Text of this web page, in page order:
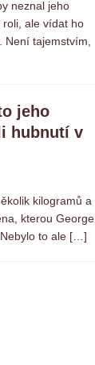
neznal jeho
ale vídat ho
Není tajemstvím,
jeho
hubnutí v
kilogramů a
kterou George
to ale […]